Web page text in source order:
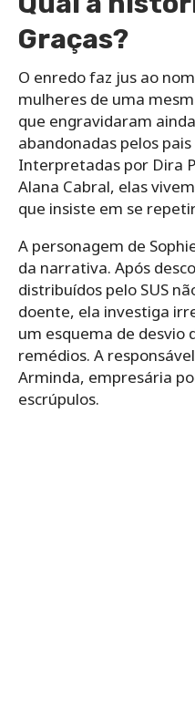
Graças?
O enredo faz jus ao
mulheres de uma
que engravidaram
abandonadas pelos
Interpretadas por Dira
Alana Cabral, elas
que insiste em se
A personagem de
da narrativa. Após
distribuídos pelo SUS
doente, ela investiga
um esquema de desvio
remédios. A
Arminda, empresária
escrúpulos.